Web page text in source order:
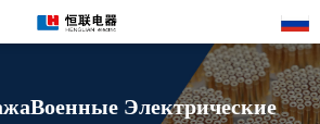
Электрические